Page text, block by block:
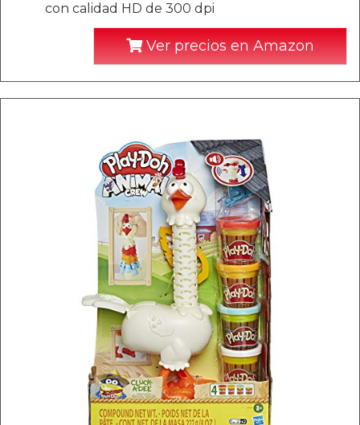
con calidad HD de 300 dpi
Ver precios en Amazon